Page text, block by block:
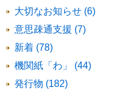
大切なお知らせ (6)
意思疎通支援 (7)
新着 (78)
機関紙「わ」 (44)
発行物 (182)